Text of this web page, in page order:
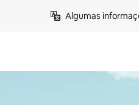
Algumas